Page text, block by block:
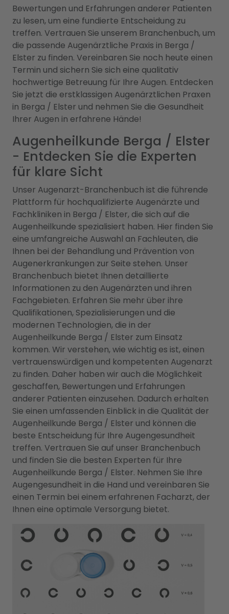
Bewertungen und Erfahrungen anderer Patienten
zu lesen, um eine fundierte Entscheidung zu
treffen. Vertrauen Sie unserem Branchenbuch, um
die passende Augenärztliche Praxis in Berga /
Elster zu finden. Vereinbaren Sie noch heute einen
Termin und sichern Sie sich eine qualitativ
hochwertige Betreuung für Ihre Augen. Entdecken
Sie jetzt die erstklassigen Augenärztlichen Praxen
in Berga / Elster und nehmen Sie die Gesundheit
Ihrer Augen in erfahrene Hände!
Augenheilkunde Berga / Elster
- Entdecken Sie die Experten
für klare Sicht
Unser Augenarzt-Branchenbuch ist die führende
Plattform für hochqualifizierte Augenärzte und
Fachkliniken in Berga / Elster, die sich auf die
Augenheilkunde spezialisiert haben. Hier finden Sie
eine umfangreiche Auswahl an Fachleuten, die
Ihnen bei der Behandlung und Prävention von
Augenerkrankungen zur Seite stehen. Unser
Branchenbuch bietet Ihnen detaillierte
Informationen zu den Augenärzten und ihren
Fachgebieten. Erfahren Sie mehr über ihre
Qualifikationen, Spezialisierungen und die
modernen Technologien, die in der
Augenheilkunde Berga / Elster zum Einsatz
kommen. Wir verstehen, wie wichtig es ist, einen
vertrauenswürdigen und kompetenten Augenarzt
zu finden. Daher haben wir auch die Möglichkeit
geschaffen, Bewertungen und Erfahrungen
anderer Patienten einzusehen. Dadurch erhalten
Sie einen umfassenden Einblick in die Qualität der
Augenheilkunde Berga / Elster und können die
beste Entscheidung für Ihre Augengesundheit
treffen. Vertrauen Sie auf unser Branchenbuch
und finden Sie die besten Experten für Ihre
Augenheilkunde Berga / Elster. Nehmen Sie Ihre
Augengesundheit in die Hand und vereinbaren Sie
einen Termin bei einem erfahrenen Facharzt, der
Ihnen eine optimale Versorgung bietet.